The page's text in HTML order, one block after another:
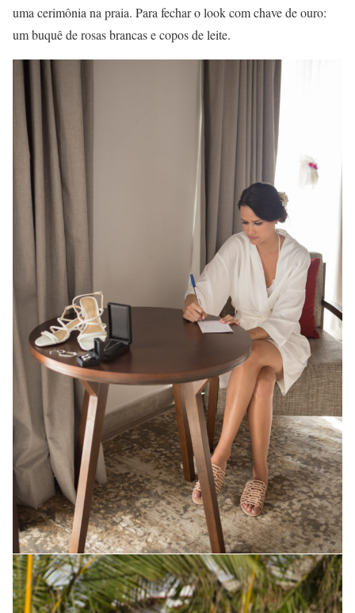
uma cerimônia na praia. Para fechar o look com chave de ouro:
um buquê de rosas brancas e copos de leite.